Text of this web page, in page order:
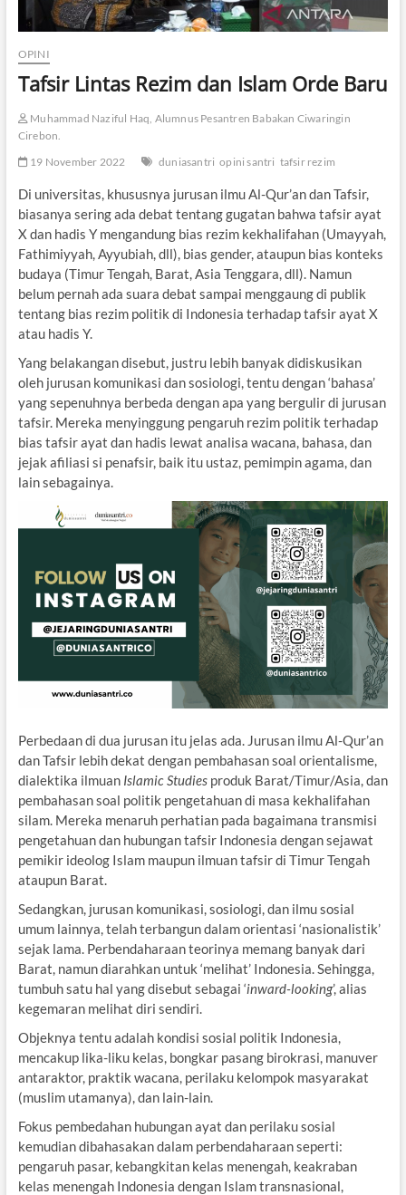
OPINI
Tafsir Lintas Rezim dan Islam Orde Baru
Muhammad Naziful Haq, Alumnus Pesantren Babakan Ciwaringin
Cirebon.
19 November 2022
duniasantri opini santri tafsir rezim
Di universitas, khususnya jurusan ilmu Al-Qur’an dan Tafsir,
biasanya sering ada debat tentang gugatan bahwa tafsir ayat
X dan hadis Y mengandung bias rezim kekhalifahan (Umayyah,
Fathimiyyah, Ayyubiah, dll), bias gender, ataupun bias konteks
budaya (Timur Tengah, Barat, Asia Tenggara, dll). Namun
belum pernah ada suara debat sampai menggaung di publik
tentang bias rezim politik di Indonesia terhadap tafsir ayat X
atau hadis Y.
Yang belakangan disebut, justru lebih banyak didiskusikan
oleh jurusan komunikasi dan sosiologi, tentu dengan ‘bahasa’
yang sepenuhnya berbeda dengan apa yang bergulir di jurusan
tafsir. Mereka menyinggung pengaruh rezim politik terhadap
bias tafsir ayat dan hadis lewat analisa wacana, bahasa, dan
jejak afiliasi si penafsir, baik itu ustaz, pemimpin agama, dan
lain sebagainya.
Perbedaan di dua jurusan itu jelas ada. Jurusan ilmu Al-Qur’an
dan Tafsir lebih dekat dengan pembahasan soal orientalisme,
dialektika ilmuan Islamic Studiesproduk Barat/Timur/Asia, dan
pembahasan soal politik pengetahuan di masa kekhalifahan
silam. Mereka menaruh perhatian pada bagaimana transmisi
pengetahuan dan hubungan tafsir Indonesia dengan sejawat
pemikir ideolog Islam maupun ilmuan tafsir di Timur Tengah
ataupun Barat.
Sedangkan, jurusan komunikasi, sosiologi, dan ilmu sosial
umum lainnya, telah terbangun dalam orientasi ‘nasionalistik’
sejak lama. Perbendaharaan teorinya memang banyak dari
Barat, namun diarahkan untuk ‘melihat’ Indonesia. Sehingga,
tumbuh satu hal yang disebut sebagai ‘inward-looking’, alias
kegemaran melihat diri sendiri.
Objeknya tentu adalah kondisi sosial politik Indonesia,
mencakup lika-liku kelas, bongkar pasang birokrasi, manuver
antaraktor, praktik wacana, perilaku kelompok masyarakat
(muslim utamanya), dan lain-lain.
Fokus pembedahan hubungan ayat dan perilaku sosial
kemudian dibahasakan dalam perbendaharaan seperti:
pengaruh pasar, kebangkitan kelas menengah, keakraban
kelas menengah Indonesia dengan Islam transnasional,